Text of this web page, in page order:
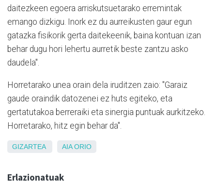
daitezkeen egoera arriskutsuetarako erremintak
emango dizkigu. Inork ez du aurreikusten gaur egun
gatazka fisikorik gerta daitekeenik, baina kontuan izan
behar dugu hori lehertu aurretik beste zantzu asko
daudela".
Horretarako unea orain dela iruditzen zaio: "Garaiz
gaude oraindik datozenei ez huts egiteko, eta
gertatutakoa berreraiki eta sinergia puntuak aurkitzeko.
Horretarako, hitz egin behar da".
GIZARTEA AIA ORIO
Erlazionatuak